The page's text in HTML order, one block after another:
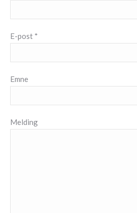
E-post *
Emne
Melding